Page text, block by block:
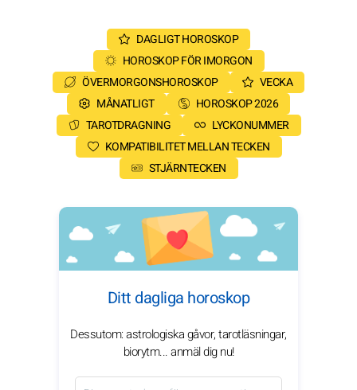
DAGLIGT HOROSKOP
HOROSKOP FÖR IMORGON
ÖVERMORGONSHOROSKOP
VECKA
MÅNATLIGT
HOROSKOP 2026
TAROTDRAGNING
LYCKONUMMER
KOMPATIBILITET MELLAN TECKEN
STJÄRNTECKEN
Ditt dagliga horoskop
Dessutom: astrologiska gåvor, tarotläsningar,
biorytm... anmäl dig nu!